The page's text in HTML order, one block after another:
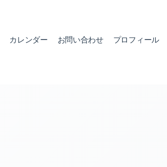
カレンダー お問い合わせ プロフィール